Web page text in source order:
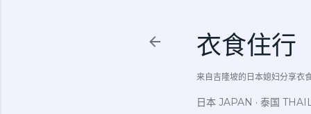
衣食住行
来自吉隆坡的日本媳妇分享
日本 JAPAN 泰国